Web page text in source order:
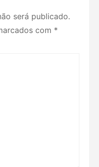
será publicado.
com *